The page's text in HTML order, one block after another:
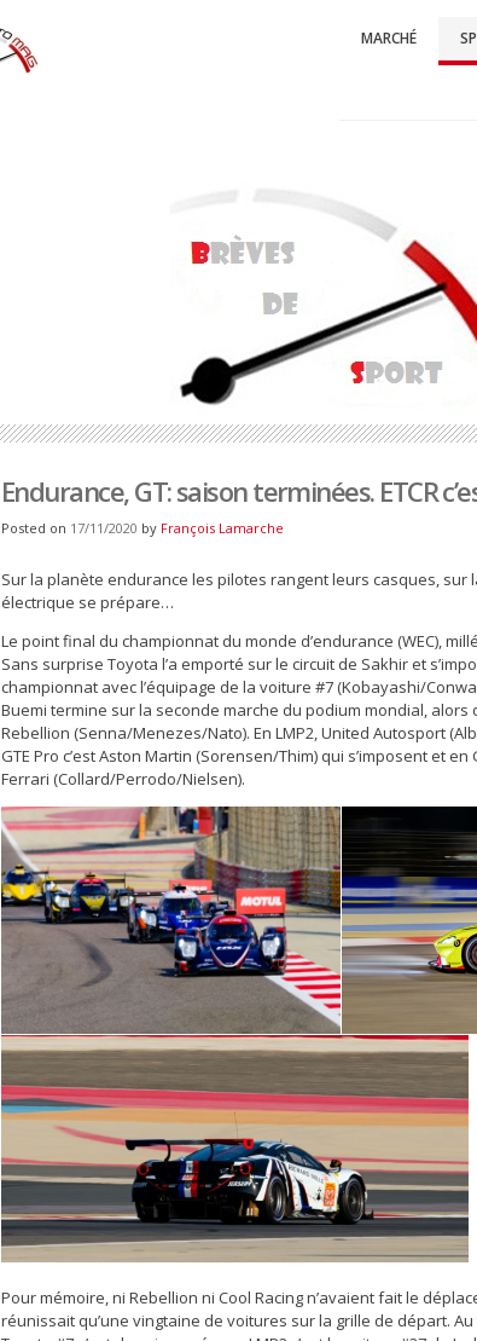
MARCHÉ
Endurance, GT: saison terminées. ETCR
Posted on 17/11/2020 by François Lamarche
Sur la planète endurance les pilotes rangent leurs casques, sur
électrique se prépare…
Le point final du championnat du monde d’endurance (WEC),
Sans surprise Toyota l’a emporté sur le circuit de Sakhir et
championnat avec l’équipage de la voiture #7 (Kobayashi/
Buemi termine sur la seconde marche du podium mondial,
Rebellion (Senna/Menezes/Nato). En LMP2, United Autosport
GTE Pro c’est Aston Martin (Sorensen/Thim) qui s’imposent et
Ferrari (Collard/Perrodo/Nielsen).
Pour mémoire, ni Rebellion ni Cool Racing n’avaient fait le
réunissait qu’une vingtaine de voitures sur la grille de départ.